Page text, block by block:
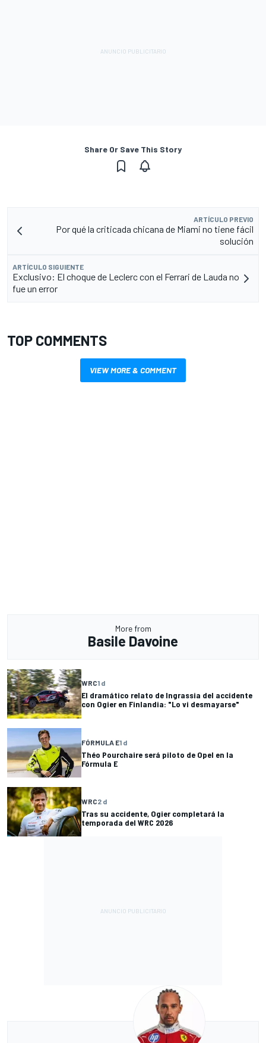
Share Or Save This Story
ARTÍCULO PREVIO
Por qué la criticada chicana de Miami no tiene fácil
solución
ARTÍCULO SIGUIENTE
Exclusivo: El choque de Leclerc con el Ferrari de Lauda no
fue un error
TOP COMMENTS
VIEW MORE & COMMENT
More from
Basile Davoine
WRC1 d
El dramático relato de Ingrassia del accidente
con Ogier en Finlandia: "Lo vi desmayarse"
FÓRMULA E1 d
Théo Pourchaire será piloto de Opel en la
Fórmula E
WRC2 d
Tras su accidente, Ogier completará la
temporada del WRC 2026